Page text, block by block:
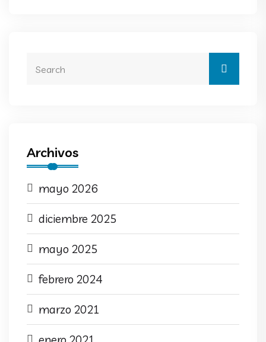
Archivos
mayo 2026
diciembre 2025
mayo 2025
febrero 2024
marzo 2021